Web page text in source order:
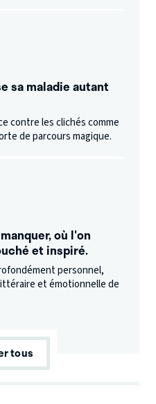
sa maladie autant
contre les clichés comme
de parcours magique.
où l'on
et inspiré.
personnel,
et émotionnelle de
tous